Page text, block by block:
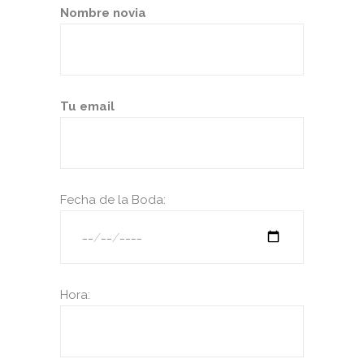
Nombre novia
Tu email
Fecha de la Boda:
Hora: